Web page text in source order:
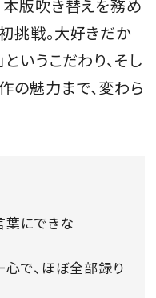
登録
本版吹き替えを務め
挑戦。大好きだか
いうこだわり、そし
の魅力まで、変わら
葉にできな
心で、ほぼ全部録り